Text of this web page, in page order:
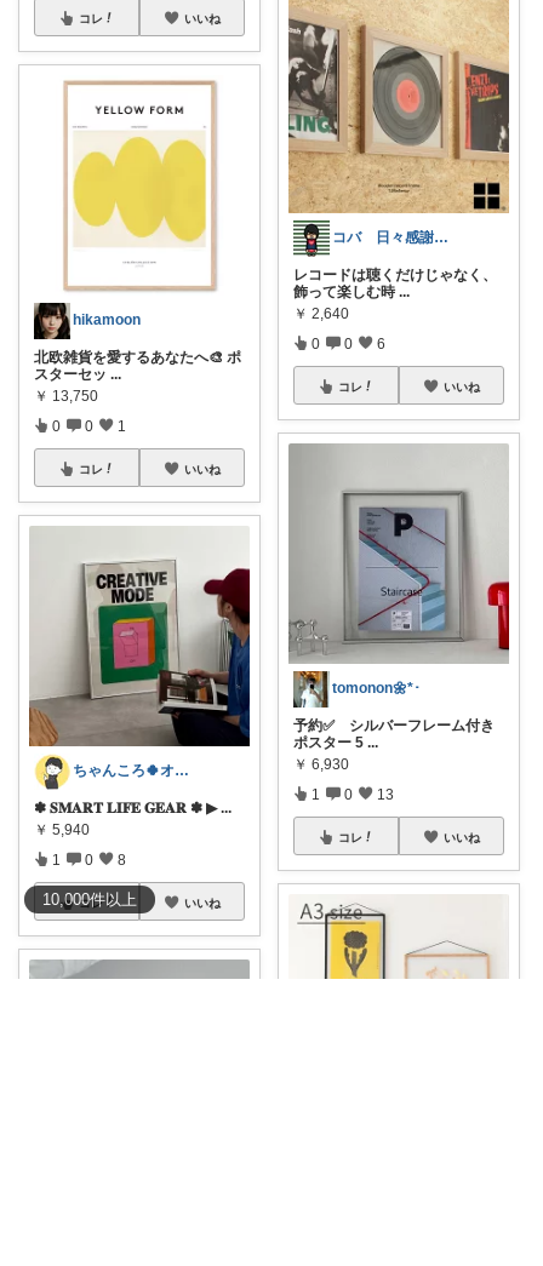
10,000件以上
コレ いいね
hikamoon
北欧雑貨を愛するあなたへ🎨 ポ
スターセッ ...
￥ 13,750
0 0 1
コレ いいね
ちゃんころ🍀オリ写/インテリア/キッズ
✽ 𝐒𝐌𝐀𝐑𝐓 𝐋𝐈𝐅𝐄 𝐆𝐄𝐀𝐑 ✽ ▶ ...
￥ 5,940
1 0 8
コレ いいね
コバ 日々感謝✨私のすきなもの帖✨
レコードは聴くだけじゃなく、
飾って楽しむ時 ...
￥ 2,640
0 0 6
コレ いいね
tomonon🌼*･
予約✅ シルバーフレーム付き
ポスター 5 ...
￥ 6,930
1 0 13
コレ いいね